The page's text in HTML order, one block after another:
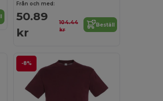
Från och med:
50.89
kr
104.44
kr
Beställ
-8%